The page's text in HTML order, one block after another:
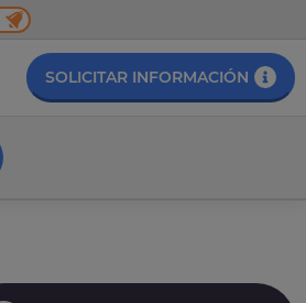
SOLICITAR INFORMACIÓN